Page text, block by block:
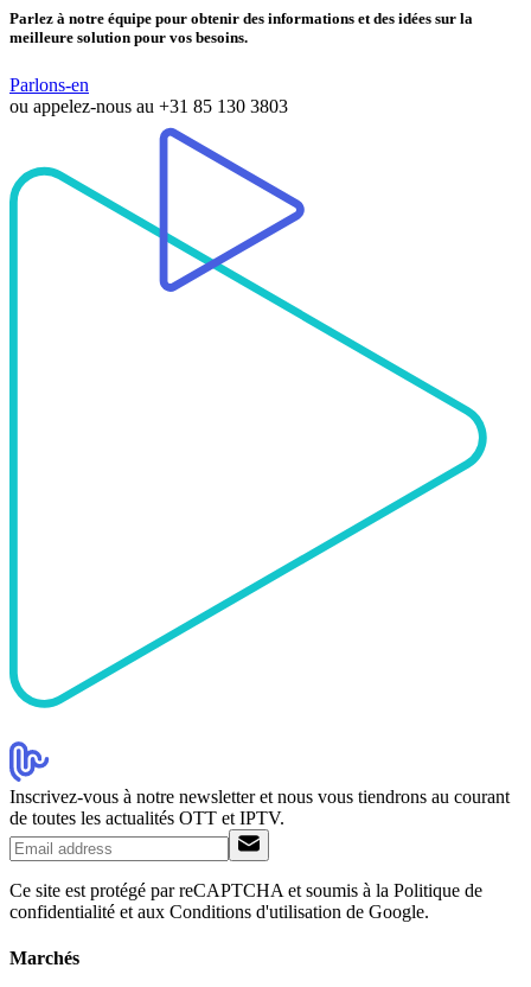
Parlez à notre équipe pour obtenir des informations et des idées sur la
meilleure solution pour vos besoins.
Parlons-en
ou appelez-nous au +31 85 130 3803
Inscrivez-vous à notre newsletter et nous vous tiendrons au courant
de toutes les actualités OTT et IPTV.
Ce site est protégé par reCAPTCHA et soumis à la Politique de
confidentialité et aux Conditions d'utilisation de Google.
Marchés